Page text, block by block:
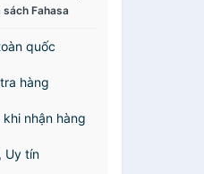
sách Fahasa
quốc
hàng
nhận hàng
Uy tín